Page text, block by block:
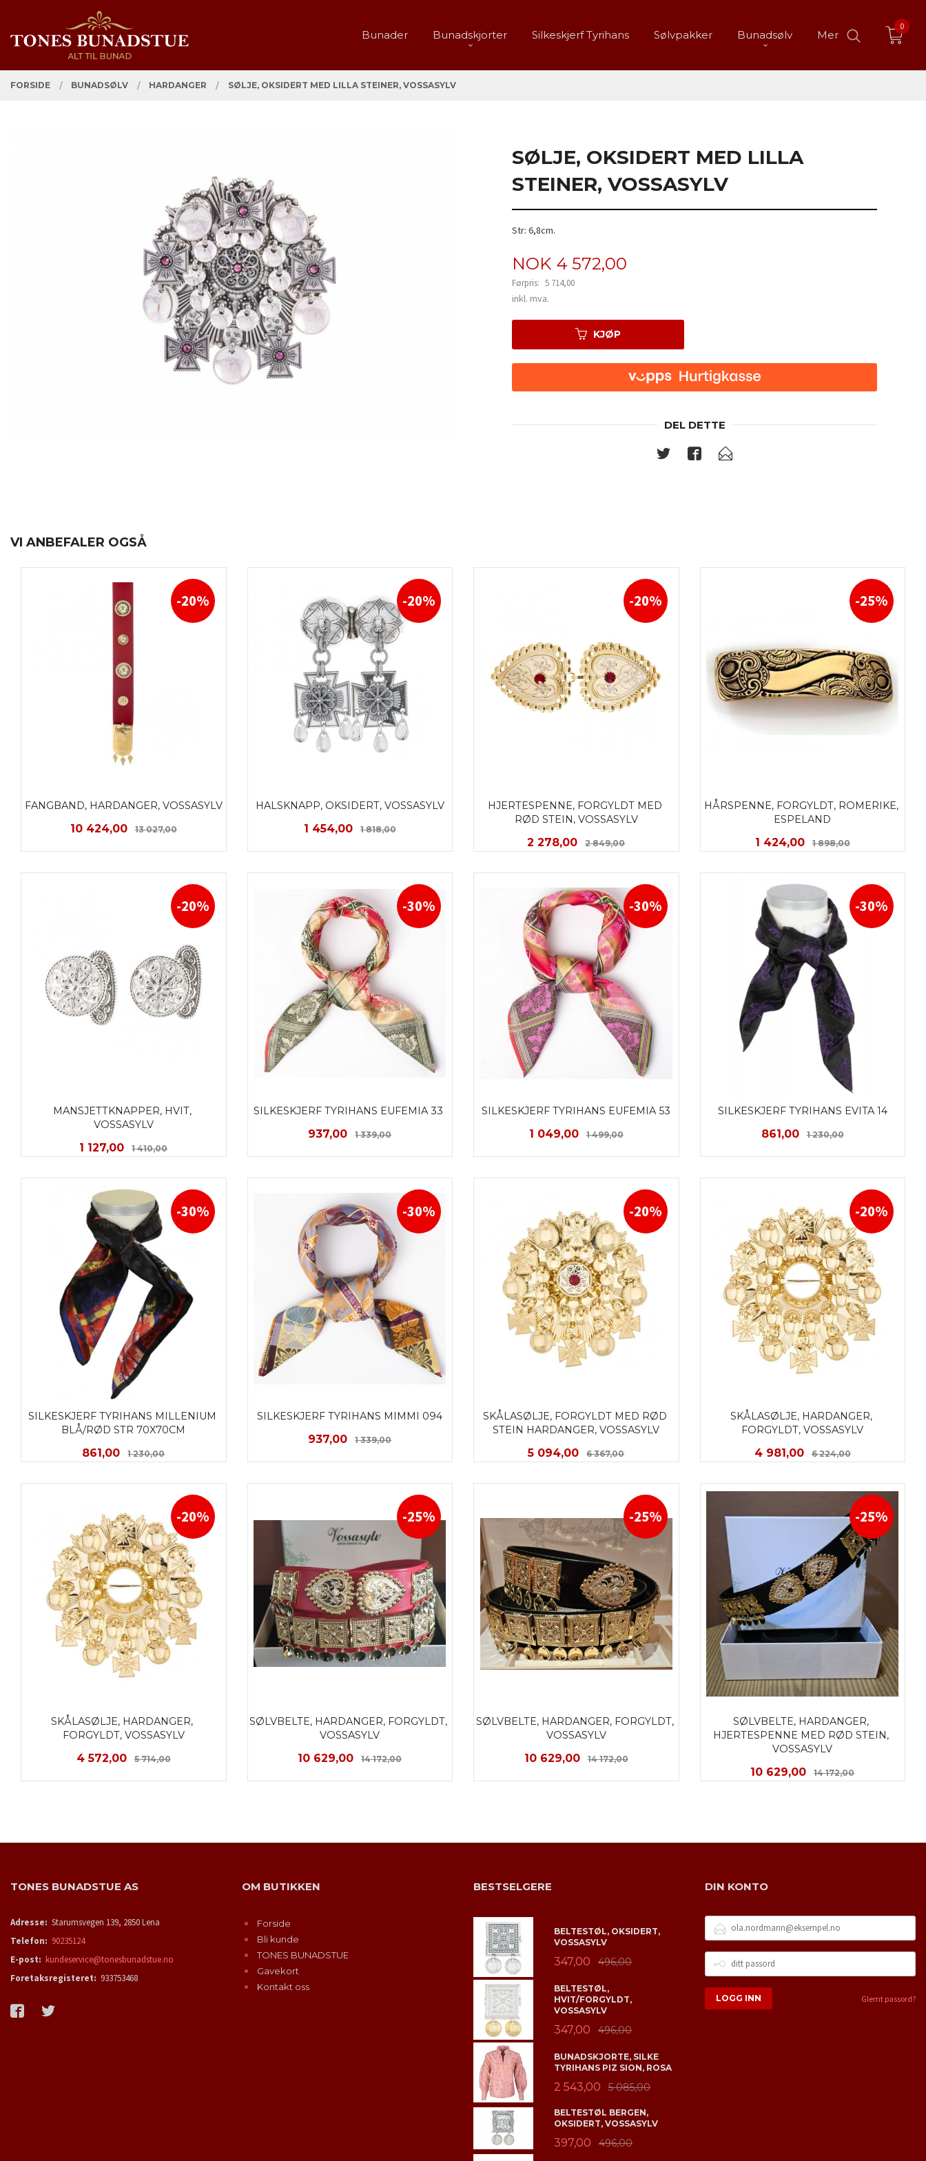
innholdet
PRODUKTER
Bunader Bunadskjorter Silkeskjerf Tyrihans Sølvpakker Bunadsølv Mer
0
FORSIDE BUNADSØLV HARDANGER SØLJE, OKSIDERT MED LILLA STEINER, VOSSASYLV
SØLJE, OKSIDERT MED LILLA
STEINER, VOSSASYLV
Str: 6,8cm.
Tilbud
NOK 4 572,00
Førpris: 5 714,00
Rabatt
inkl. mva.
KJØP
DEL DETTE
VI ANBEFALER OGSÅ
FANGBAND, HARDANGER, VOSSASYLV
Tilbud
10 424,00 13 027,00Rabatt
-20%
HALSKNAPP, OKSIDERT, VOSSASYLV
Tilbud
1 454,00 1 818,00Rabatt
-20%
HJERTESPENNE, FORGYLDT MED
RØD STEIN, VOSSASYLV
Tilbud
2 278,00 2 849,00Rabatt
-20%
HÅRSPENNE, FORGYLDT, ROMERIKE,
ESPELAND
Tilbud
1 424,00 1 898,00Rabatt
-25%
MANSJETTKNAPPER, HVIT,
VOSSASYLV
Tilbud
1 127,00 1 410,00Rabatt
-20%
SILKESKJERF TYRIHANS EUFEMIA 33
Tilbud
937,00 1 339,00Rabatt
-30%
SILKESKJERF TYRIHANS EUFEMIA 53
Tilbud
1 049,00 1 499,00Rabatt
-30%
SILKESKJERF TYRIHANS EVITA 14
Tilbud
861,00 1 230,00Rabatt
-30%
SILKESKJERF TYRIHANS MILLENIUM
BLÅ/RØD STR 70X70CM
Tilbud
861,00 1 230,00Rabatt
-30%
SILKESKJERF TYRIHANS MIMMI 094
Tilbud
937,00 1 339,00Rabatt
-30%
SKÅLASØLJE, FORGYLDT MED RØD
STEIN HARDANGER, VOSSASYLV
Tilbud
5 094,00 6 367,00Rabatt
-20%
SKÅLASØLJE, HARDANGER,
FORGYLDT, VOSSASYLV
Tilbud
4 981,00 6 224,00Rabatt
-20%
SKÅLASØLJE, HARDANGER,
FORGYLDT, VOSSASYLV
Tilbud
4 572,00 5 714,00Rabatt
-20%
SØLVBELTE, HARDANGER, FORGYLDT,
VOSSASYLV
Tilbud
10 629,00 14 172,00Rabatt
-25%
SØLVBELTE, HARDANGER, FORGYLDT,
VOSSASYLV
Tilbud
10 629,00 14 172,00Rabatt
-25%
SØLVBELTE, HARDANGER,
HJERTESPENNE MED RØD STEIN,
VOSSASYLV
Tilbud
10 629,00 14 172,00Rabatt
-25%
TONES BUNADSTUE AS
Adresse: Starumsvegen 139, 2850 Lena
Telefon: 90235124
E-post: kundeservice@tonesbunadstue.no
Foretaksregisteret: 933753468
OM BUTIKKEN
Forside
Bli kunde
TONES BUNADSTUE
Gavekort
Kontakt oss
BESTSELGERE
BELTESTØL, OKSIDERT,
VOSSASYLV
347,00 496,00
BELTESTØL,
HVIT/FORGYLDT,
VOSSASYLV
347,00 496,00
BUNADSKJORTE, SILKE
TYRIHANS PIZ SION, ROSA
2 543,00 5 085,00
BELTESTØL BERGEN,
OKSIDERT, VOSSASYLV
397,00 496,00
DIN KONTO
POSTADRESSE
PASSORD
Glemt passord?